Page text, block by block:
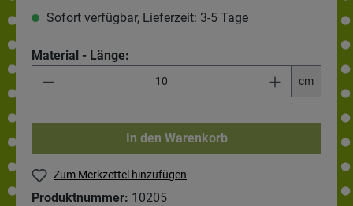
Sofort verfügbar, Lieferzeit: 3-5 Tage
Material - Länge:
cm
In den Warenkorb
Zum Merkzettel hinzufügen
Produktnummer: 10205